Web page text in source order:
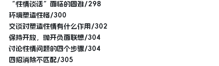
“性情谈话”面临的困难/298
环境塑造性格/300
交谈对塑造性情有什么作用/302
保持开放，抛开负面联想/304
讨论性情问题的四个步骤/304
四招消除不匹配/305